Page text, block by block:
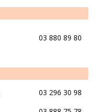
03 880 89 80
03 296 30 98